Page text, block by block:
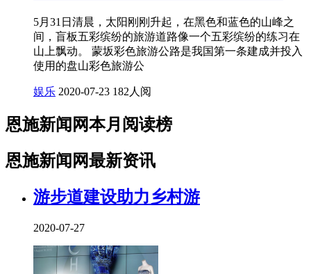
5月31日清晨，太阳刚刚升起，在黑色和蓝色的山峰之
间，盲板五彩缤纷的旅游道路像一个五彩缤纷的练习在
山上飘动。 蒙坂彩色旅游公路是我国第一条建成并投入
使用的盘山彩色旅游公
娱乐 2020-07-23 182人阅
恩施新闻网本月阅读榜
恩施新闻网最新资讯
游步道建设助力乡村游
2020-07-27